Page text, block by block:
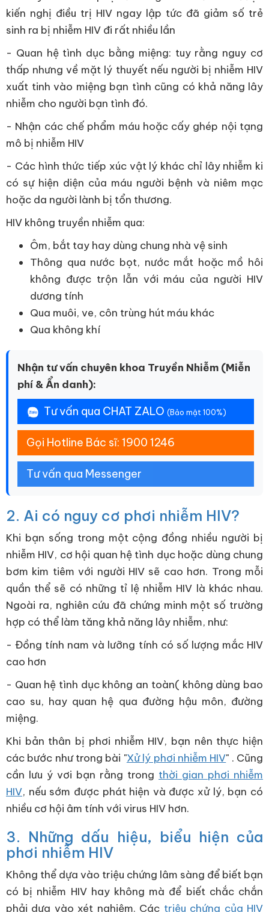
kiến nghị điều trị HIV ngay lập tức đã giảm số trẻ
sinh ra bị nhiễm HIV đi rất nhiều lần
- Quan hệ tình dục bằng miệng: tuy rằng nguy cơ
thấp nhưng về mặt lý thuyết nếu người bị nhiễm HIV
xuất tinh vào miệng bạn tình cũng có khả năng lây
nhiễm cho người bạn tình đó.
- Nhận các chế phẩm máu hoặc cấy ghép nội tạng
mô bị nhiễm HIV
- Các hình thức tiếp xúc vật lý khác chỉ lây nhiễm ki
có sự hiện diện của máu người bệnh và niêm mạc
hoặc da người lành bị tổn thương.
HIV không truyền nhiễm qua:
Ôm, bắt tay hay dùng chung nhà vệ sinh
Thông qua nước bọt, nước mắt hoặc mồ hôi
không được trộn lẫn với máu của người HIV
dương tính
Qua muôi, ve, côn trùng hút máu khác
Qua không khí
Nhận tư vấn chuyên khoa Truyền Nhiễm (Miễn
phí & Ẩn danh):
Tư vấn qua CHAT ZALO (Bảo mật 100%)
Gọi Hotline Bác sĩ: 1900 1246
Tư vấn qua Messenger
2. Ai có nguy cơ phơi nhiễm HIV?
Khi bạn sống trong một cộng đồng nhiều người bị
nhiễm HIV, cơ hội quan hệ tình dục hoặc dùng chung
bơm kim tiêm với người HIV sẽ cao hơn. Trong mỗi
quần thể sẽ có những tỉ lệ nhiễm HIV là khác nhau.
Ngoài ra, nghiên cứu đã chứng minh một số trường
hợp có thể làm tăng khả năng lây nhiễm, như:
- Đồng tính nam và lưỡng tính có số lượng mắc HIV
cao hơn
- Quan hệ tình dục không an toàn( không dùng bao
cao su, hay quan hệ qua đường hậu môn, đường
miệng.
Khi bản thân bị phơi nhiễm HIV, bạn nên thực hiện
các bước như trong bài "Xử lý phơi nhiễm HIV" . Cũng
cần lưu ý vơi bạn rằng trong thời gian phơi nhiễm
HIV, nếu sớm được phát hiện và được xử lý, bạn có
nhiều cơ hội âm tính với virus HIV hơn.
3. Những dấu hiệu, biểu hiện của
phơi nhiễm HIV
Không thể dựa vào triệu chứng lâm sàng để biết bạn
có bị nhiễm HIV hay không mà để biết chắc chắn
phải dựa vào xét nghiệm. Các triệu chứng của HIV